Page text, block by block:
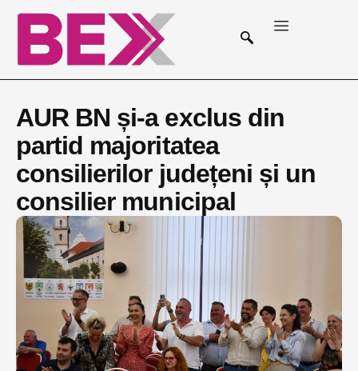
AUR BN și-a exclus din
partid majoritatea
consilierilor județeni și un
consilier municipal